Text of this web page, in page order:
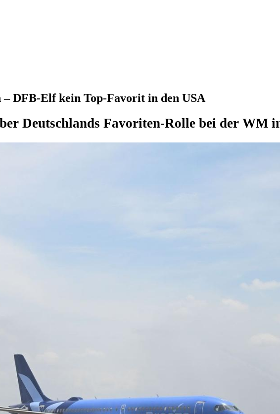
DFB-Elf kein Top-Favorit in den USA
Deutschlands Favoriten-Rolle bei der WM